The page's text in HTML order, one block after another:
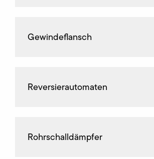
Gewindeflansch
Reversierautomaten
Rohrschalldämpfer